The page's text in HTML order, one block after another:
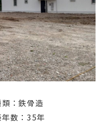
：鉄骨造
数：35年